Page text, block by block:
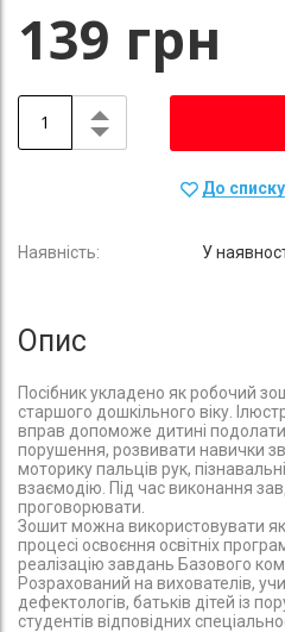
139 грн
До
У
Опис
Посібник укладено як робочий
старшого дошкільного віку.
вправ допоможе дитині
порушення, розвивати навички
моторику пальців рук,
взаємодію. Під час виконання
проговорювати.
Зошит можна використовувати
процесі освоєння освітніх
реалізацію завдань Базового
Розрахований на вихователів,
дефектологів, батьків дітей із
студентів відповідних